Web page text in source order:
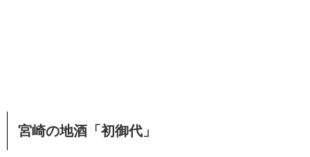
宮崎の地酒「初御代」